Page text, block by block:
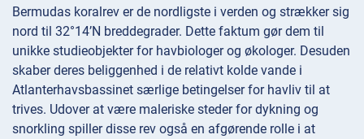
Bermudas koralrev er de nordligste i verden og strækker sig
nord til 32°14’N breddegrader. Dette faktum gør dem til
unikke studieobjekter for havbiologer og økologer. Desuden
skaber deres beliggenhed i de relativt kolde vande i
Atlanterhavsbassinet særlige betingelser for havliv til at
trives. Udover at være maleriske steder for dykning og
snorkling spiller disse rev også en afgørende rolle i at